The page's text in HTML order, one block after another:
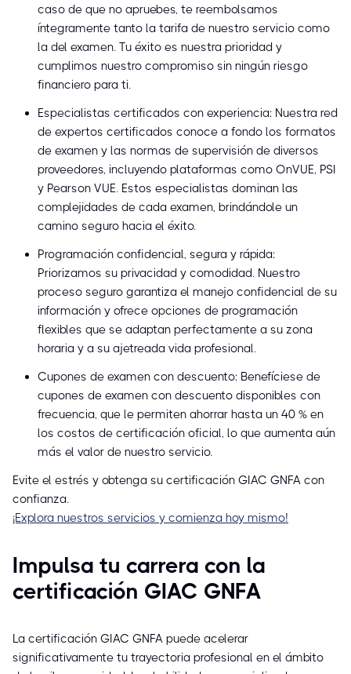
caso de que no apruebes, te reembolsamos
íntegramente tanto la tarifa de nuestro servicio como
la del examen. Tu éxito es nuestra prioridad y
cumplimos nuestro compromiso sin ningún riesgo
financiero para ti.
Especialistas certificados con experiencia: Nuestra red
de expertos certificados conoce a fondo los formatos
de examen y las normas de supervisión de diversos
proveedores, incluyendo plataformas como OnVUE, PSI
y Pearson VUE. Estos especialistas dominan las
complejidades de cada examen, brindándole un
camino seguro hacia el éxito.
Programación confidencial, segura y rápida:
Priorizamos su privacidad y comodidad. Nuestro
proceso seguro garantiza el manejo confidencial de su
información y ofrece opciones de programación
flexibles que se adaptan perfectamente a su zona
horaria y a su ajetreada vida profesional.
Cupones de examen con descuento: Benefíciese de
cupones de examen con descuento disponibles con
frecuencia, que le permiten ahorrar hasta un 40 % en
los costos de certificación oficial, lo que aumenta aún
más el valor de nuestro servicio.
Evite el estrés y obtenga su certificación GIAC GNFA con
confianza.
¡Explora nuestros servicios y comienza hoy mismo!
Impulsa tu carrera con la
certificación GIAC GNFA
La certificación GIAC GNFA puede acelerar
significativamente tu trayectoria profesional en el ámbito